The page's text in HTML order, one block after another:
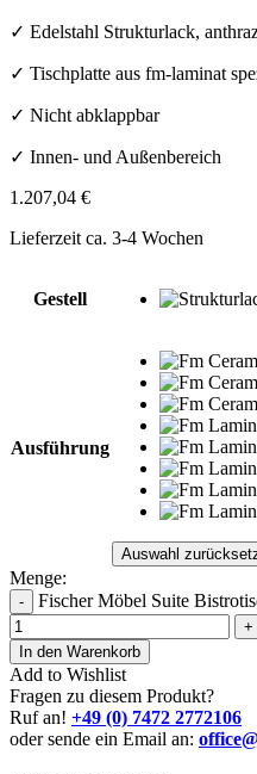
✓ Edelstahl Strukturlack,
✓ Tischplatte aus fm-laminat
✓ Nicht abklappbar
✓ Innen- und Außenbereich
1.207,04 €
Lieferzeit ca. 3-4 Wochen
Gestell
Ausführung
Auswahl
Menge:
- Fischer Möbel Suite
+
In den Warenkorb
Add to Wishlist
Fragen zu diesem Produkt?
Ruf an! +49 (0) 7472 2772106
oder sende ein Email an: